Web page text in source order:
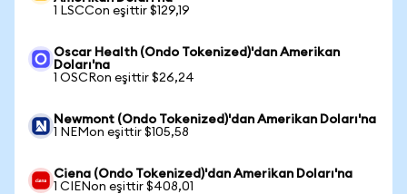
1 LSCCon eşittir $129,19
Oscar Health (Ondo Tokenized)'dan Amerikan
Doları'na
1 OSCRon eşittir $26,24
Newmont (Ondo Tokenized)'dan Amerikan Doları'na
1 NEMon eşittir $105,58
Ciena (Ondo Tokenized)'dan Amerikan Doları'na
1 CIENon eşittir $408,01